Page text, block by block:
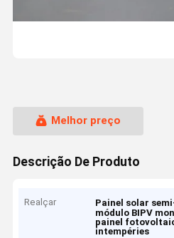
Melhor preço
Descrição De Produto
Realçar Painel solar
módulo BIPV
painel
intempéries